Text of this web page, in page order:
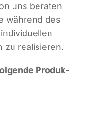
uns bera­ten
wäh­rend des
zu realisieren.
Pro­duk­